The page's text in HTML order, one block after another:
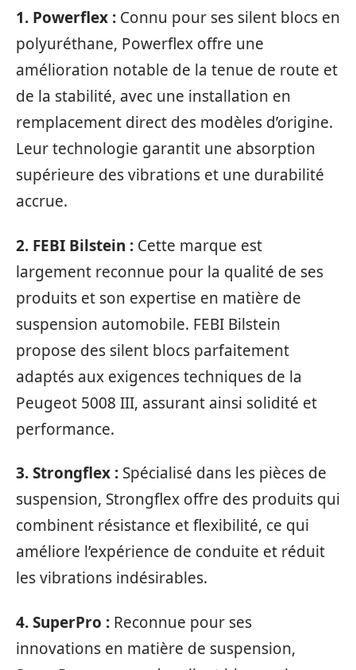
1. Powerflex : Connu pour ses silent blocs en
polyuréthane, Powerflex offre une
amélioration notable de la tenue de route et
de la stabilité, avec une installation en
remplacement direct des modèles d’origine.
Leur technologie garantit une absorption
supérieure des vibrations et une durabilité
accrue.
2. FEBI Bilstein : Cette marque est
largement reconnue pour la qualité de ses
produits et son expertise en matière de
suspension automobile. FEBI Bilstein
propose des silent blocs parfaitement
adaptés aux exigences techniques de la
Peugeot 5008 III, assurant ainsi solidité et
performance.
3. Strongflex : Spécialisé dans les pièces de
suspension, Strongflex offre des produits qui
combinent résistance et flexibilité, ce qui
améliore l’expérience de conduite et réduit
les vibrations indésirables.
4. SuperPro : Reconnue pour ses
innovations en matière de suspension,